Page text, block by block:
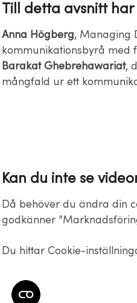
Till detta avsnitt
Anna Högberg, Managing
kommunikationsbyrå med
Barakat Ghebrehawariat,
mångfald ur ett
Kan du inte se
Då behöver du ändra din
godkänner
Du hittar Cookie-